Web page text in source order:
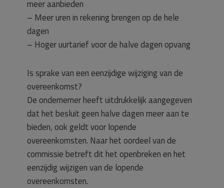
meer aanbieden
– Meer uren in rekening brengen op de hele
dagen
– Hoger uurtarief voor de halve dagen opvang
Is sprake van een eenzijdige wijziging van de
overeenkomst?
De ondernemer heeft uitdrukkelijk aangegeven
dat het besluit geen halve dagen meer aan te
bieden, ook geldt voor lopende
overeenkomsten. Naar het oordeel van de
commissie betreft dit het openbreken en het
eenzijdig wijzigen van de lopende
overeenkomsten.